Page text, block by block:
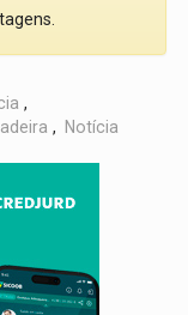
,
, Notícia